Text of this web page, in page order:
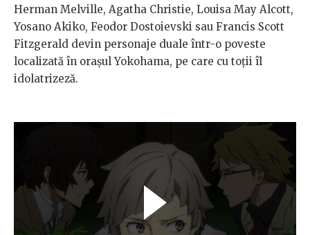
Herman Melville, Agatha Christie, Louisa May Alcott,
Yosano Akiko, Feodor Dostoievski sau Francis Scott
Fitzgerald devin personaje duale într-o poveste
localizată în orașul Yokohama, pe care cu toții îl
idolatrizeză.